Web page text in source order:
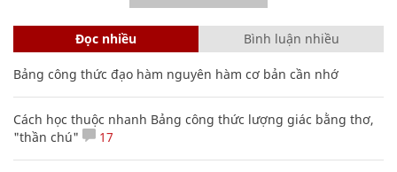
Đọc nhiều Bình luận nhiều
Bảng công thức đạo hàm nguyên hàm cơ bản cần nhớ
Cách học thuộc nhanh Bảng công thức lượng giác bằng thơ,
"thần chú"
17